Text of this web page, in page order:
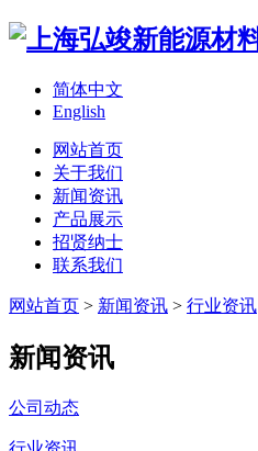
简体中文
English
网站首页
关于我们
新闻资讯
产品展示
招贤纳士
联系我们
网站首页 > 新闻资讯 > 行业资讯
新闻资讯
公司动态